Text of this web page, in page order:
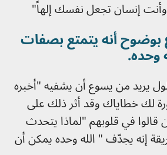
إنسان تجعل نفسك إلهاً"
أنه يتمتع بصفات
وحده.
يريد من يسوع أن يشفيه "أخبره
لك خطاياك وقد أثر ذلك على
قالوا في قلوبهم "لماذا يتحدث
إنه يجدّف " الله وحده يمكن أن